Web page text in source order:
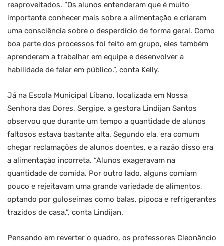
reaproveitados. “Os alunos entenderam que é muito
importante conhecer mais sobre a alimentação e criaram
uma consciência sobre o desperdício de forma geral. Como
boa parte dos processos foi feito em grupo, eles também
aprenderam a trabalhar em equipe e desenvolver a
habilidade de falar em público.”, conta Kelly.
Já na Escola Municipal Líbano, localizada em Nossa
Senhora das Dores, Sergipe, a gestora Lindijan Santos
observou que durante um tempo a quantidade de alunos
faltosos estava bastante alta. Segundo ela, era comum
chegar reclamações de alunos doentes, e a razão disso era
a alimentação incorreta. “Alunos exageravam na
quantidade de comida. Por outro lado, alguns comiam
pouco e rejeitavam uma grande variedade de alimentos,
optando por guloseimas como balas, pipoca e refrigerantes
trazidos de casa.”, conta Lindijan.
Pensando em reverter o quadro, os professores Cleonâncio